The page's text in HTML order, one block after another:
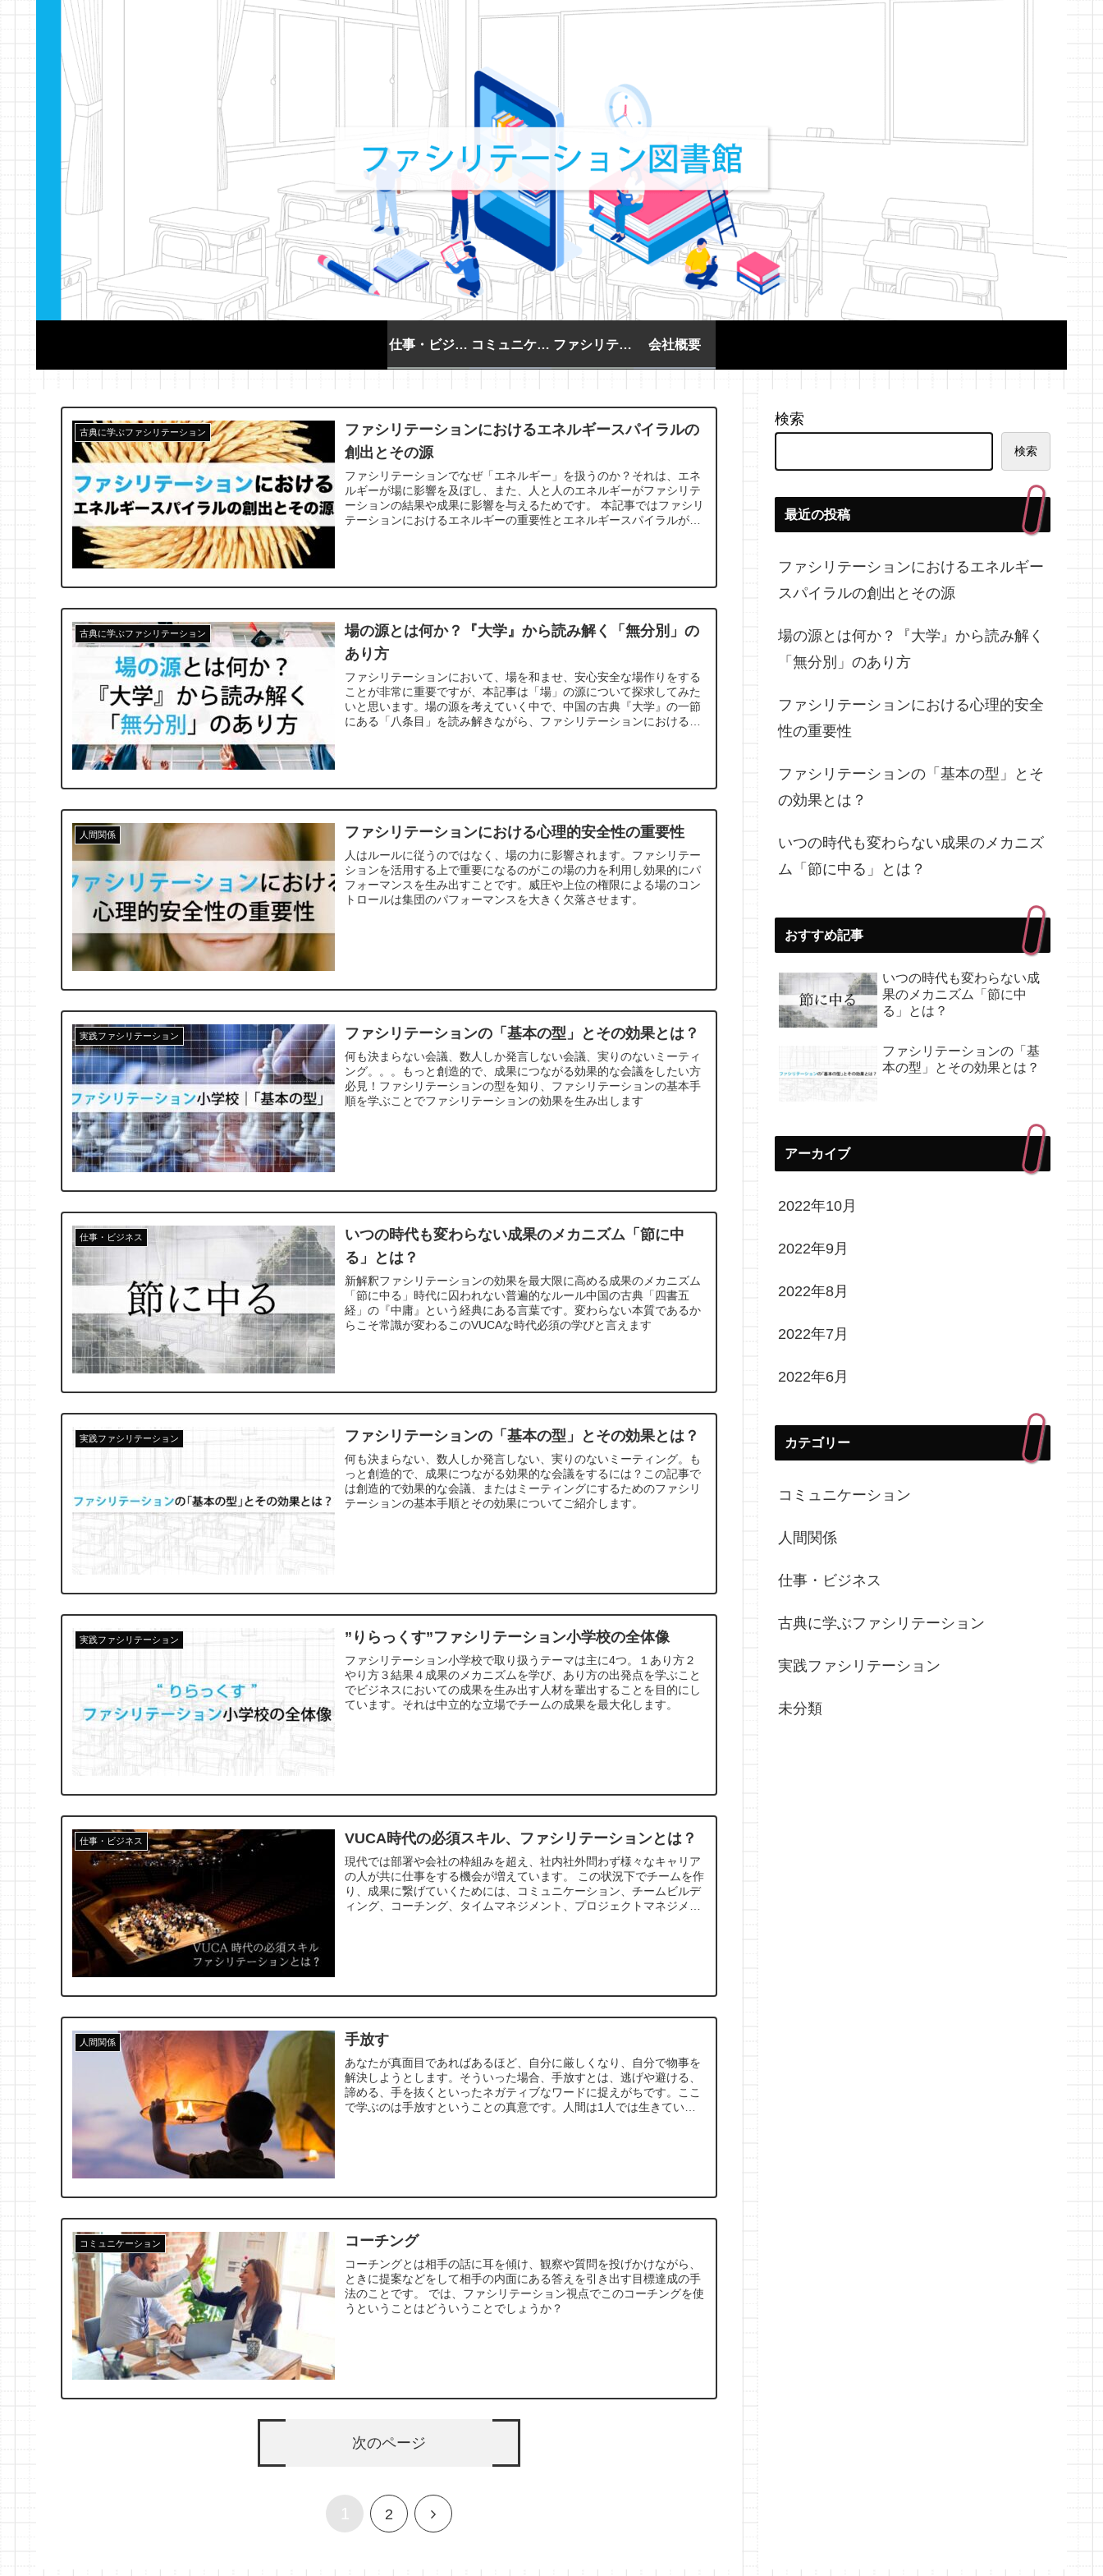
仕事・ビジネ
ス
コミュニケー
ション
ファシリテー
ショントップ
会社概要
古典に学ぶファシリテーション
ファシリテーションにおけるエネルギースパイラルの
創出とその源
ファシリテーションでなぜ「エネルギー」を扱うのか？それは、エネ
ルギーが場に影響を及ぼし、また、人と人のエネルギーがファシリテ
ーションの結果や成果に影響を与えるためです。 本記事ではファシリ
テーションにおけるエネルギーの重要性とエネルギースパイラルが創
古典に学ぶファシリテーション
場の源とは何か？『大学』から読み解く「無分別」の
あり方
ファシリテーションにおいて、場を和ませ、安心安全な場作りをする
ことが非常に重要ですが、本記事は「場」の源について探求してみた
いと思います。場の源を考えていく中で、中国の古典『大学』の一節
にある「八条目」を読み解きながら、ファシリテーションにおける場
人間関係 ファシリテーションにおける心理的安全性の重要性
人はルールに従うのではなく、場の力に影響されます。ファシリテー
ションを活用する上で重要になるのがこの場の力を利用し効果的にパ
フォーマンスを生み出すことです。威圧や上位の権限による場のコン
トロールは集団のパフォーマンスを大きく欠落させます。
実践ファシリテーション ファシリテーションの「基本の型」とその効果とは？
何も決まらない会議、数人しか発言しない会議、実りのないミーティ
ング。。。もっと創造的で、成果につながる効果的な会議をしたい方
必見！ファシリテーションの型を知り、ファシリテーションの基本手
順を学ぶことでファシリテーションの効果を生み出します
仕事・ビジネス
いつの時代も変わらない成果のメカニズム「節に中
る」とは？
新解釈ファシリテーションの効果を最大限に高める成果のメカニズム
「節に中る」時代に囚われない普遍的なルール中国の古典「四書五
経」の『中庸』という経典にある言葉です。変わらない本質であるか
らこそ常識が変わるこのVUCAな時代必須の学びと言えます
実践ファシリテーション ファシリテーションの「基本の型」とその効果とは？
何も決まらない、数人しか発言しない、実りのないミーティング。も
っと創造的で、成果につながる効果的な会議をするには？この記事で
は創造的で効果的な会議、またはミーティングにするためのファシリ
テーションの基本手順とその効果についてご紹介します。
実践ファシリテーション ”りらっくす”ファシリテーション小学校の全体像
ファシリテーション小学校で取り扱うテーマは主に4つ。１あり方２
やり方３結果４成果のメカニズムを学び、あり方の出発点を学ぶこと
でビジネスにおいての成果を生み出す人材を輩出することを目的にし
ています。それは中立的な立場でチームの成果を最大化します。
仕事・ビジネス VUCA時代の必須スキル、ファシリテーションとは？
現代では部署や会社の枠組みを超え、社内社外問わず様々なキャリア
の人が共に仕事をする機会が増えています。 この状況下でチームを作
り、成果に繋げていくためには、コミュニケーション、チームビルデ
ィング、コーチング、タイムマネジメント、プロジェクトマネジメン
人間関係 手放す
あなたが真面目であればあるほど、自分に厳しくなり、自分で物事を
解決しようとします。そういった場合、手放すとは、逃げや避ける、
諦める、手を抜くといったネガティブなワードに捉えがちです。ここ
で学ぶのは手放すということの真意です。人間は1人では生きていけ
コミュニケーション コーチング
コーチングとは相手の話に耳を傾け、観察や質問を投げかけながら、
ときに提案などをして相手の内面にある答えを引き出す目標達成の手
法のことです。 では、ファシリテーション視点でこのコーチングを使
うということはどういうことでしょうか？
次のページ
1 2
検索
検索
最近の投稿
ファシリテーションにおけるエネルギー
スパイラルの創出とその源
場の源とは何か？『大学』から読み解く
「無分別」のあり方
ファシリテーションにおける心理的安全
性の重要性
ファシリテーションの「基本の型」とそ
の効果とは？
いつの時代も変わらない成果のメカニズ
ム「節に中る」とは？
おすすめ記事
いつの時代も変わらない成
果のメカニズム「節に中
る」とは？
ファシリテーションの「基
本の型」とその効果とは？
アーカイブ
2022年10月
2022年9月
2022年8月
2022年7月
2022年6月
カテゴリー
コミュニケーション
人間関係
仕事・ビジネス
古典に学ぶファシリテーション
実践ファシリテーション
未分類